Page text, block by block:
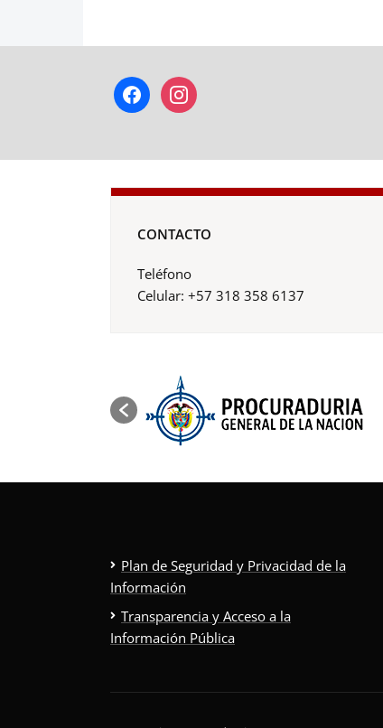
facebookinstagram
CONTACTO
Teléfono
Celular: +57 318 358 6137
Plan de Seguridad y Privacidad de la
Información
Transparencia y Acceso a la
Información Pública